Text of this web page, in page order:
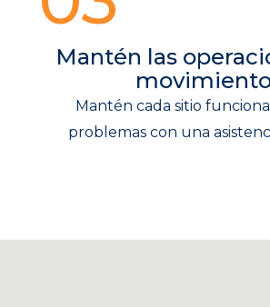
Mantén las
Mantén cada sitio
problemas con una